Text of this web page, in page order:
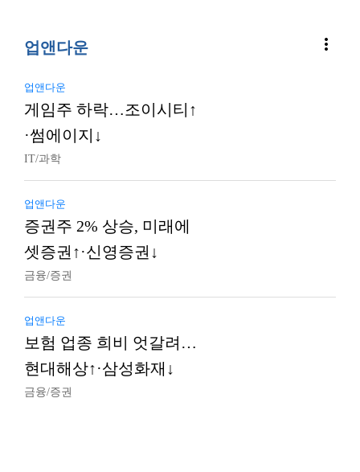
업앤다운 more_vert
업앤다운
게임주 하락…조이시티↑
·썸에이지↓
IT/과학
업앤다운
증권주 2% 상승, 미래에
셋증권↑·신영증권↓
금융/증권
업앤다운
보험 업종 희비 엇갈려…
현대해상↑·삼성화재↓
금융/증권